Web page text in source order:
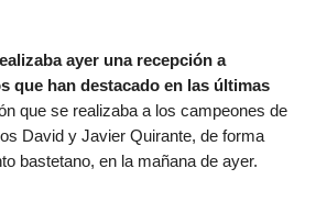
ayer una recepción a
que han destacado en las últimas
que se realizaba a los campeones de
David y Javier Quirante, de forma
bastetano, en la mañana de ayer.